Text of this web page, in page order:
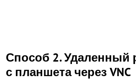
Способ 2. Удаленный
с планшета через VNC